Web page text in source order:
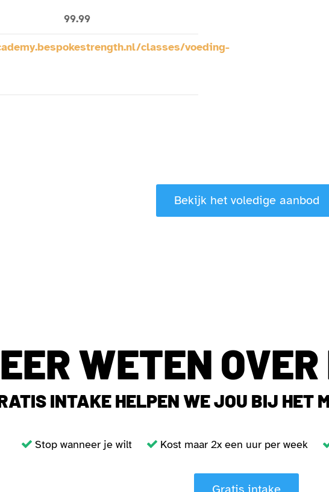
99.99
classes/voeding-
Bekijk het voledige aanbod
WETEN
INTAKE HELPEN WE JOU BIJ HET
Stop wanneer je wilt Kost maar 2x een uur per week